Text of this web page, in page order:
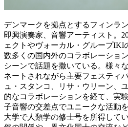
デンマークを拠点とするフィンラ
即興演奏家、音響アーティスト。
ェクトやヴォーカル・グループIKI
数多くの国内外のコラボレーショ
シーンで話題を撒いている。様々
ネートされながら主要フェスティ
ュ・スタンコ、リサ・ウリーン、
的なコラボレーションを経て、実
子音響の交差点でユニークな活動
大学で人類学の修士号を所得して